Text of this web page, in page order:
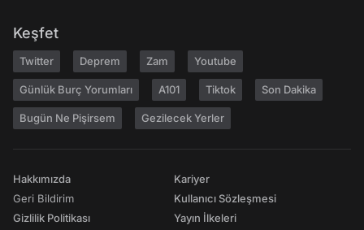
Keşfet
Twitter Deprem Zam Youtube
Günlük Burç Yorumları A101 Tiktok Son Dakika
Bugün Ne Pişirsem Gezilecek Yerler
Hakkımızda
Geri Bildirim
Gizlilik Politikası
Kariyer
Kullanıcı Sözleşmesi
Yayın İlkeleri